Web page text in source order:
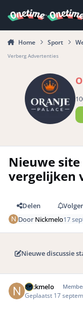
Home Sport
Verberg Advertenties
Nieuwe
vergelijken
Delen
DoorNickmelo17
Nieuwe discussie
Nickmelo
Geplaatst 17